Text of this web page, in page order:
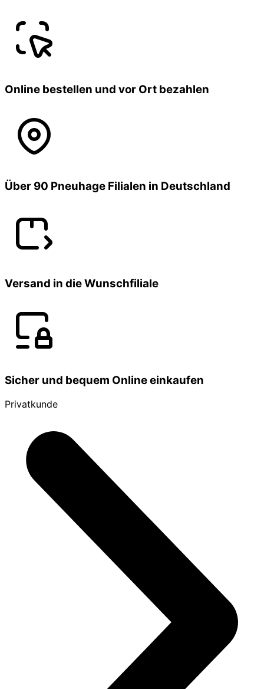
Online bestellen und vor Ort bezahlen
Über 90 Pneuhage Filialen in Deutschland
Versand in die Wunschfiliale
Sicher und bequem Online einkaufen
Privatkunde